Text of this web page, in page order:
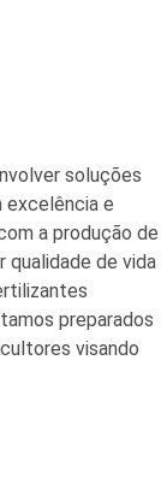
soluções
excelência e
a produção de
qualidade de vida
preparados
visando